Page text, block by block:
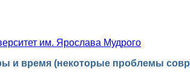
им. Ярослава Мудрого
и время (некоторые проблемы